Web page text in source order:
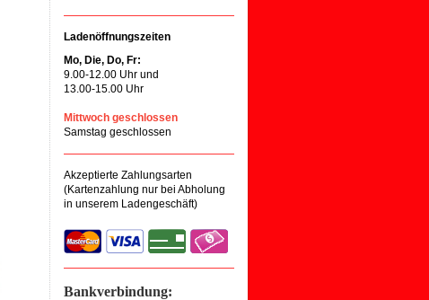
Ladenöffnungszeiten
Mo, Die, Do, Fr:
9.00-12.00 Uhr und
13.00-15.00 Uhr
Mittwoch geschlossen
Samstag geschlossen
Akzeptierte Zahlungsarten
(Kartenzahlung nur bei Abholung
in unserem Ladengeschäft)
Bankverbindung: